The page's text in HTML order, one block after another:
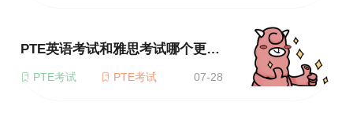
PTE英语考试和雅思考试哪个更符合我的需求？
PTE考试 PTE考试 07-28